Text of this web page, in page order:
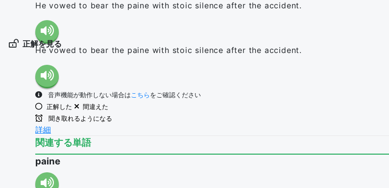
He vowed to bear the paine with stoic silence after the accident.
正解を見る
He vowed to bear the paine with stoic silence after the accident.
音声機能が動作しない場合はこちら をご確認ください
正解した
間違えた
聞き取れるようになる
詳細
関連する単語
paine